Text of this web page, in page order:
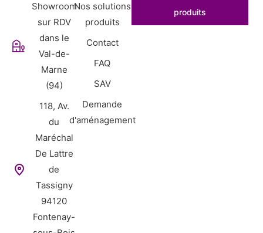
Showroom
sur RDV
dans le
Val-de-
Marne
(94)
118, Av.
du
Maréchal
De Lattre
de
Tassigny
94120
Fontenay-
Nos solutions
produits
Contact
FAQ
SAV
Demande
d'aménagement
produits